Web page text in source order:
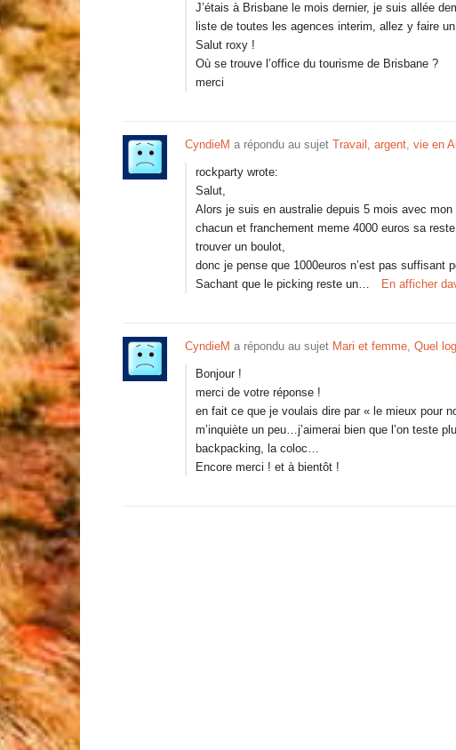
J’étais à Brisbane le mois dernier, je suis allée
liste de toutes les agences interim, allez y faire
Salut roxy !
Où se trouve l’office du tourisme de Brisbane ?
merci
CyndieM a répondu au sujet Travail, argent, vie en
rockparty wrote:
Salut,
Alors je suis en australie depuis 5 mois avec
chacun et franchement meme 4000 euros sa
trouver un boulot,
donc je pense que 1000euros n’est pas suffisant
Sachant que le picking reste un…
En afficher
CyndieM a répondu au sujet Mari et femme, Quel
Bonjour !
merci de votre réponse !
en fait ce que je voulais dire par « le mieux pour
m’inquiète un peu…j’aimerai bien que l’on teste
backpacking, la coloc…
Encore merci ! et à bientôt !